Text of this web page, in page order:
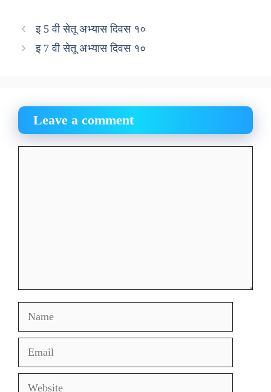
इ 5 वी सेतू अभ्यास दिवस १०
इ 7 वी सेतू अभ्यास दिवस १०
Leave a comment
Name
Email
Website